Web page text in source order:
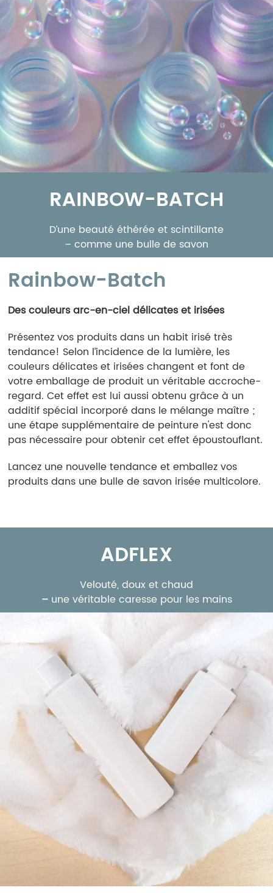
RAINBOW-BATCH
D’une beauté éthérée et scintillante
– comme une bulle de savon
Rainbow-Batch
Des couleurs arc-en-ciel délicates et irisées
Présentez vos produits dans un habit irisé très
tendance! Selon l’incidence de la lumière, les
couleurs délicates et irisées changent et font de
votre emballage de produit un véritable accroche-
regard. Cet effet est lui aussi obtenu grâce à un
additif spécial incorporé dans le mélange maître ;
une étape supplémentaire de peinture n'est donc
pas nécessaire pour obtenir cet effet époustouflant.
Lancez une nouvelle tendance et emballez vos
produits dans une bulle de savon irisée multicolore.
ADFLEX
Velouté, doux et chaud
– une véritable caresse pour les mains